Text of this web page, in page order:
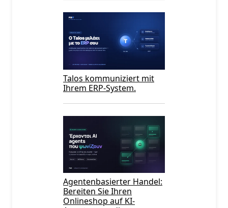
Talos kommuniziert mit
Ihrem ERP-System.
Agentenbasierter Handel:
Bereiten Sie Ihren
Onlineshop auf KI-